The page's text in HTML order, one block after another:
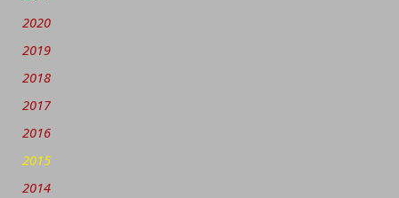
2020
2019
2018
2017
2016
2015
2014